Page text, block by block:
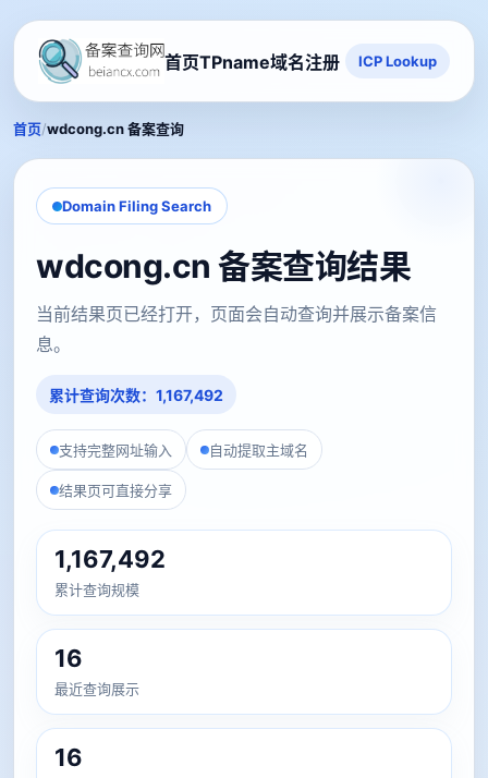
首页TPname域名注册 ICP Lookup
首页/wdcong.cn 备案查询
Domain Filing Search
wdcong.cn 备案查询结果
当前结果页已经打开，页面会自动查询并展示备案信
息。
累计查询次数：1,167,492
支持完整网址输入 自动提取主域名
结果页可直接分享
1,167,492
累计查询规模
16
最近查询展示
16